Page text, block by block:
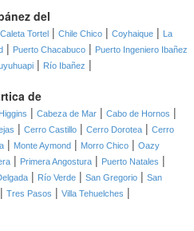
del
Caleta Tortel | Chile Chico | Coyhaique |
La
| Puerto Chacabuco | Puerto Ingeniero Ibañez
| Río Ibañez |
de
| Cabeza de Mar | Cabo de Hornos |
| Cerro Castillo | Cerro Dorotea | Cerro
| Monte Aymond | Morro Chico | Oazy
| Primera Angostura | Puerto Natales |
| Río Verde | San Gregorio | San
| Tres Pasos | Villa Tehuelches |